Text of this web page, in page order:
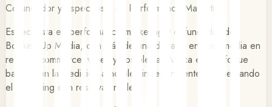
Cofundador y Especialista en Performance Marketing
Especialista en performance marketing y cofundador de
Booked Up Media, con más de una década en paid media en
retail, e-commerce, viajes y hostelería. Aplica ese enfoque
basado en la medición a hoteles independientes, conectando
el marketing con reservas reales.